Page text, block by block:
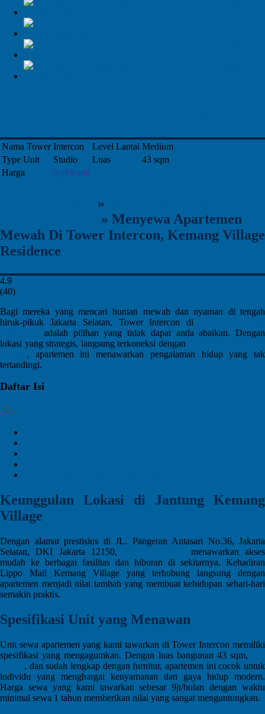
Nama Tower Intercon Level Lantai Medium
Type Unit
Studio Luas
43 sqm
Harga
9jt/Month
»
» Menyewa Apartemen
Mewah Di Tower Intercon, Kemang Village
Residence
4.9
(40)
Bagi mereka yang mencari hunian mewah dan nyaman di tengah
hiruk-pikuk Jakarta Selatan, Tower Intercon di
adalah pilihan yang tidak dapat anda abaikan. Dengan
lokasi yang strategis, langsung terkoneksi dengan
, apartemen ini menawarkan pengalaman hidup yang tak
tertandingi.
Daftar Isi
Keunggulan Lokasi di Jantung Kemang
Village
Dengan alamat prestisius di JL. Pangeran Antasari No.36, Jakarta
Selatan, DKI Jakarta 12150,
menawarkan akses
mudah ke berbagai fasilitas dan hiburan di sekitarnya. Kehadiran
Lippo Mall Kemang Village yang terhubung langsung dengan
apartemen menjadi nilai tambah yang membuat kehidupan sehari-hari
semakin praktis.
Spesifikasi Unit yang Menawan
Unit sewa apartemen yang kami tawarkan di Tower Intercon memiliki
spesifikasi yang mengagumkan. Dengan luas bangunan 43 sqm,
, dan sudah lengkap dengan furnitur, apartemen ini cocok untuk
individu yang menghargai kenyamanan dan gaya hidup modern.
Harga sewa yang kami tawarkan sebesar 9jt/bulan dengan waktu
minimal sewa 1 tahun memberikan nilai yang sangat menguntungkan.